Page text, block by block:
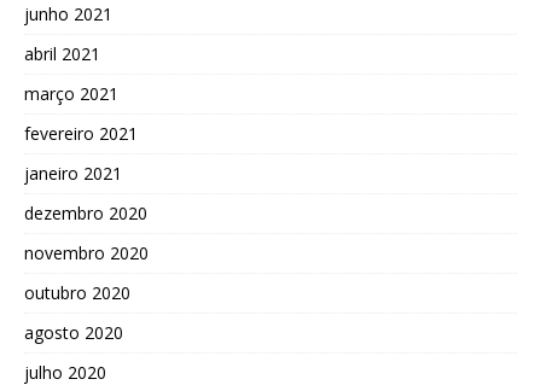
junho 2021
abril 2021
março 2021
fevereiro 2021
janeiro 2021
dezembro 2020
novembro 2020
outubro 2020
agosto 2020
julho 2020